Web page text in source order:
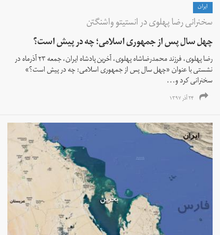
ايران
سخنرانی رضا پهلوی در انستیتو واشنگتن
چهل سال پس از جمهوری اسلامی؛ چه در پیش است؟
رضا پهلوی، فرزند محمدرضا‌شاه پهلوی، آخرین پادشاه ایران، جمعه ۲۳ آذر‌ماه در
نشستی با عنوان «چهل سال پس از جمهوری اسلامی: چه در پیش است؟»
سخنرانی کرد و...
۲۴ آذر ۱۳۹۷